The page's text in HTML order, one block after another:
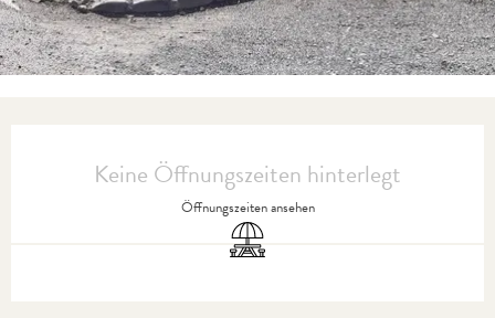
Keine Öffnungszeiten hinterlegt
Öffnungszeiten ansehen
Picknickplatz